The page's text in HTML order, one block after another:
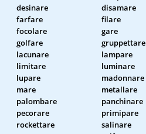
desinare disamare
farfare filare
focolare gare
golfare gruppettare
lacunare lampare
limitare luminare
lupare madonnare
mare metallare
palombare panchinare
pecorare primipare
rockettare salinare